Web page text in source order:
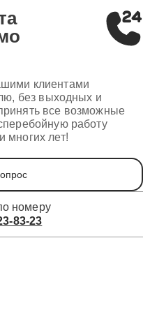
клиентами
без выходных и
все возможные
работу
многих лет!
номеру
83-23